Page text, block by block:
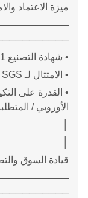
ميزة الاعتماد
• شهادة التصنيع ISO 9001 & ISO 14001 & ISO45001
• الامتثال لـ CE & SGS للوصول إلى الأسواق الأوروبية
• القدرة على
الأوروبي /
قيادة السوق